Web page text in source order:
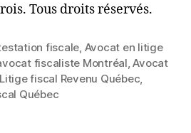
Tous droits réservés.
fiscale Avocat en litige
fiscaliste Montréal ,Avocat
Litige fiscal Revenu Québec
Québec